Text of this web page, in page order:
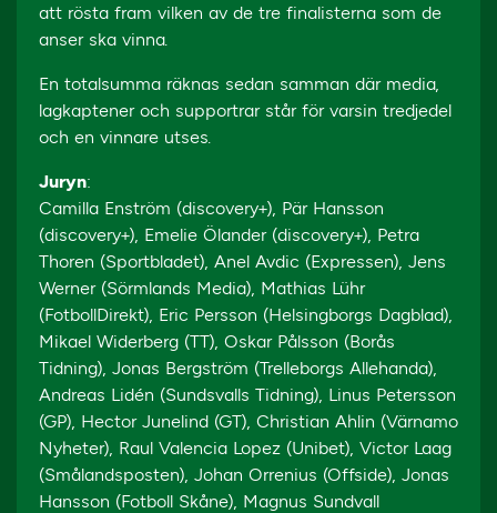
att rösta fram vilken av de tre finalisterna som de
anser ska vinna.
En totalsumma räknas sedan samman där media,
lagkaptener och supportrar står för varsin tredjedel
och en vinnare utses.
Juryn:
Camilla Enström (discovery+), Pär Hansson
(discovery+), Emelie Ölander (discovery+), Petra
Thoren (Sportbladet), Anel Avdic (Expressen), Jens
Werner (Sörmlands Media), Mathias Lühr
(FotbollDirekt), Eric Persson (Helsingborgs Dagblad),
Mikael Widerberg (TT), Oskar Pålsson (Borås
Tidning), Jonas Bergström (Trelleborgs Allehanda),
Andreas Lidén (Sundsvalls Tidning), Linus Petersson
(GP), Hector Junelind (GT), Christian Ahlin (Värnamo
Nyheter), Raul Valencia Lopez (Unibet), Victor Laag
(Smålandsposten), Johan Orrenius (Offside), Jonas
Hansson (Fotboll Skåne), Magnus Sundvall